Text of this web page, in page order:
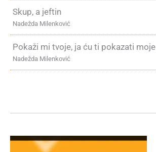
Skup, a jeftin
Nadežda Milenković
Pokaži mi tvoje, ja ću ti pokazati moje
Nadežda Milenković